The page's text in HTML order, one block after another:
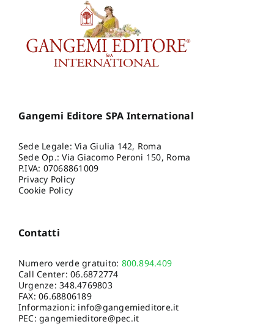
Gangemi Editore SPA International
Sede Legale: Via Giulia 142, Roma
Sede Op.: Via Giacomo Peroni 150, Roma
P.IVA: 07068861009
Privacy Policy
Cookie Policy
Contatti
Numero verde gratuito: 800.894.409
Call Center:06.6872774
Urgenze:348.4769803
FAX: 06.68806189
Informazioni: info@gangemieditore.it
PEC: gangemieditore@pec.it